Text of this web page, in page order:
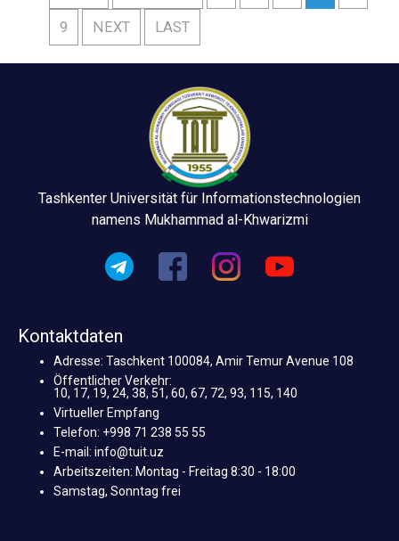
9 NEXT LAST
Tashkenter Universität für Informationstechnologien
namens Mukhammad al-Khwarizmi
Kontaktdaten
Adresse: Taschkent 100084, Amir Temur Avenue 108
Öffentlicher Verkehr:
10, 17, 19, 24, 38, 51, 60, 67, 72, 93, 115, 140
Virtueller Empfang
Telefon: +998 71 238 55 55
E-mail: info@tuit.uz
Arbeitszeiten: Montag - Freitag 8:30 - 18:00
Samstag, Sonntag frei